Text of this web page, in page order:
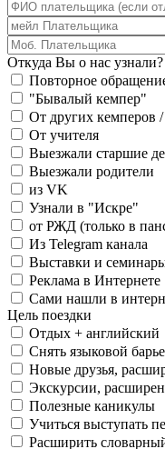
Откуда Вы о нас узнали?
Повторное
"Бывалый кемпер"
От других кемперов /
От учителя
Выезжали старшие
Выезжали родители
из VK
Узнали в "Искре"
от РЖД (только в
Из Telegram канала
Выставки и
Реклама в Интернете
Сами нашли в
Цель поездки
Отдых + английский
Снять языковой
Новые друзья,
Экскурсии,
Полезные каникулы
Учиться выступать
Расширить